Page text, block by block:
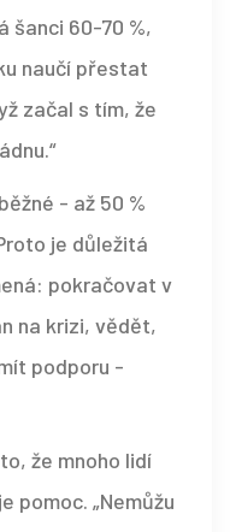
šanci 60-70 %,
naučí přestat
začal s tím, že
- až 50 %
je důležitá
pokračovat v
na krizi, vědět,
podporu -
že mnoho lidí
pomoc. „Nemůžu